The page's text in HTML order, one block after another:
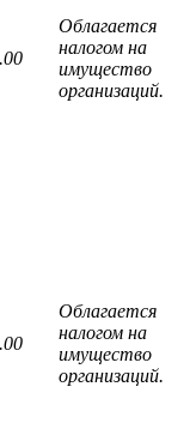
Облагается
налогом на
имущество
организаций.
Облагается
налогом на
имущество
организаций.